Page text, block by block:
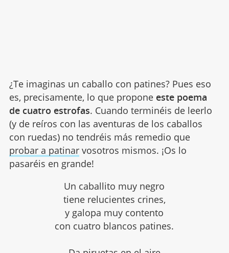
¿Te imaginas un caballo con patines? Pues eso
es, precisamente, lo que propone este poema
de cuatro estrofas. Cuando terminéis de leerlo
(y de reíros con las aventuras de los caballos
con ruedas) no tendréis más remedio que
probar a patinarvosotros mismos. ¡Os lo
pasaréis en grande!
Un caballito muy negro
tiene relucientes crines,
y galopa muy contento
con cuatro blancos patines.